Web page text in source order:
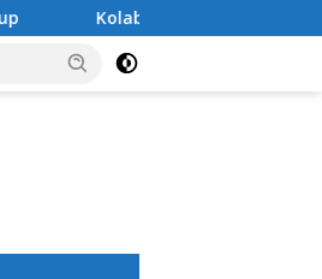
Taman Pustaka KH Ahmad